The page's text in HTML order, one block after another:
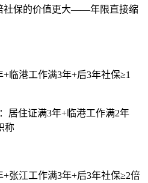
社保的价值更大——年限直接缩
临港工作满3年+后3年社保≥1
居住证满3年+临港工作满2年
称
张江工作满3年+后3年社保≥2倍